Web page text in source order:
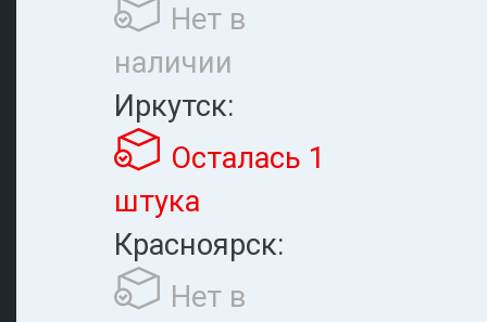
Нет в
наличии
Иркутск:
Осталась 1
штука
Красноярск:
Нет в